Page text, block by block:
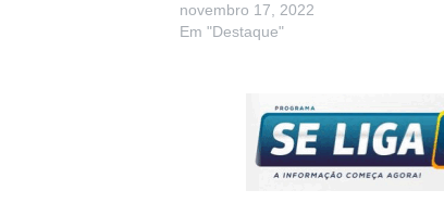
novembro 17, 2022
Em "Destaque"